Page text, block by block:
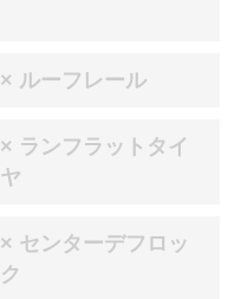
× ルーフレール
× ランフラットタイ
ヤ
× センターデフロッ
ク